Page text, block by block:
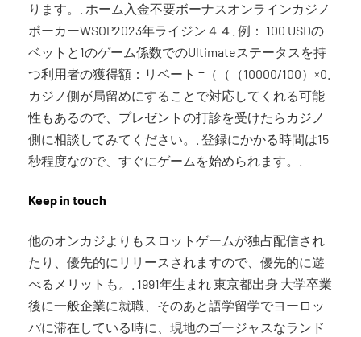
ります。. ホーム入金不要ボーナスオンラインカジノ
ポーカーWSOP2023年ライジン４４. 例： 100 USDの
ベットと1のゲーム係数でのUltimateステータスを持
つ利用者の獲得額：リベート =（（（10000/100）×0.
カジノ側が局留めにすることで対応してくれる可能
性もあるので、プレゼントの打診を受けたらカジノ
側に相談してみてください。. 登録にかかる時間は15
秒程度なので、すぐにゲームを始められます。.
Keep in touch
他のオンカジよりもスロットゲームが独占配信され
たり、優先的にリリースされますので、優先的に遊
べるメリットも。. 1991年生まれ 東京都出身 大学卒業
後に一般企業に就職、そのあと語学留学でヨーロッ
パに滞在している時に、現地のゴージャスなランド